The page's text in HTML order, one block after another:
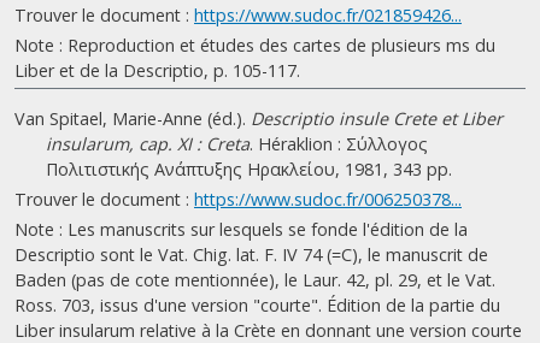
Trouver le document : https://www.sudoc.fr/021859426...
Note : Reproduction et études des cartes de plusieurs ms du
Liber et de la Descriptio, p. 105-117.
Van Spitael, Marie-Anne (éd.). Descriptio insule Crete et Liber
insularum, cap. XI : Creta. Héraklion : Σύλλογος
Πολιτιστικής Ανάπτυξης Ηρακλείου, 1981, 343 pp.
Trouver le document : https://www.sudoc.fr/006250378...
Note : Les manuscrits sur lesquels se fonde l'édition de la
Descriptio sont le Vat. Chig. lat. F. IV 74 (=C), le manuscrit de
Baden (pas de cote mentionnée), le Laur. 42, pl. 29, et le Vat.
Ross. 703, issus d'une version "courte". Édition de la partie du
Liber insularum relative à la Crète en donnant une version courte